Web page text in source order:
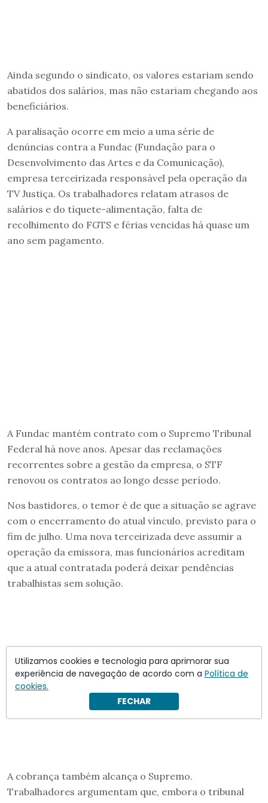
Ainda segundo o sindicato, os valores estariam sendo
abatidos dos salários, mas não estariam chegando aos
beneficiários.
A paralisação ocorre em meio a uma série de
denúncias contra a Fundac (Fundação para o
Desenvolvimento das Artes e da Comunicação),
empresa terceirizada responsável pela operação da
TV Justiça. Os trabalhadores relatam atrasos de
salários e do tíquete-alimentação, falta de
recolhimento do FGTS e férias vencidas há quase um
ano sem pagamento.
A Fundac mantém contrato com o Supremo Tribunal
Federal há nove anos. Apesar das reclamações
recorrentes sobre a gestão da empresa, o STF
renovou os contratos ao longo desse período.
Nos bastidores, o temor é de que a situação se agrave
com o encerramento do atual vínculo, previsto para o
fim de julho. Uma nova terceirizada deve assumir a
operação da emissora, mas funcionários acreditam
que a atual contratada poderá deixar pendências
trabalhistas sem solução.
A cobrança também alcança o Supremo.
Trabalhadores argumentam que, embora o tribunal
Utilizamos cookies e tecnologia para aprimorar sua
experiência de navegação de acordo com a Política de
cookies.
FECHAR